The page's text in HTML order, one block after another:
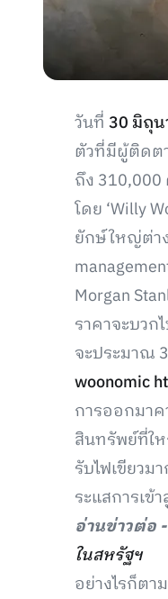
วันที่ 30 มิถุ
ตัวที่มีผู้ติดต
ถึง 310,000
โดย ‘Willy
ยักษ์ใหญ่ต่า
Morgan
ราคาจะบวก
จะประมาณ
woonomic
การออกมา
สินทรัพย์ที่ใ
รับไฟเขียว
ระแสการเ
อ่านข่าวต่อ -
ในสหรัฐฯ
อย่างไรก็ตา